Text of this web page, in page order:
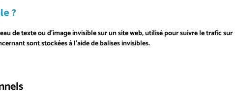
?
de texte ou d’image invisible sur un site web, utilisé pour suivre le trafic sur
sont stockées à l’aide de balises invisibles.